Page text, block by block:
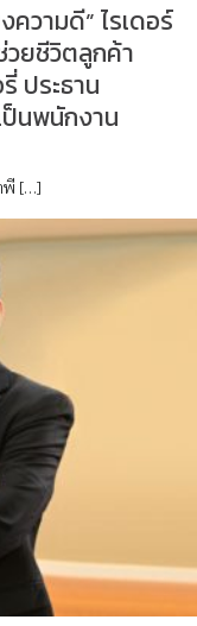
ความดี” ไรเดอร์
วยชีวิตลูกค้า
ประธาน
นพนักงาน
พี […]